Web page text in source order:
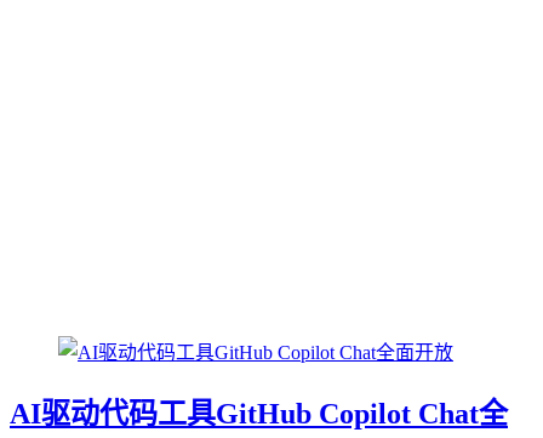
AI驱动代码工具GitHub Copilot Chat全